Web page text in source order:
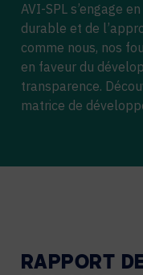
AVI-SPL s’engage
durable et de
comme nous, nos
en faveur du
transparence.
matrice de
RAPPORT